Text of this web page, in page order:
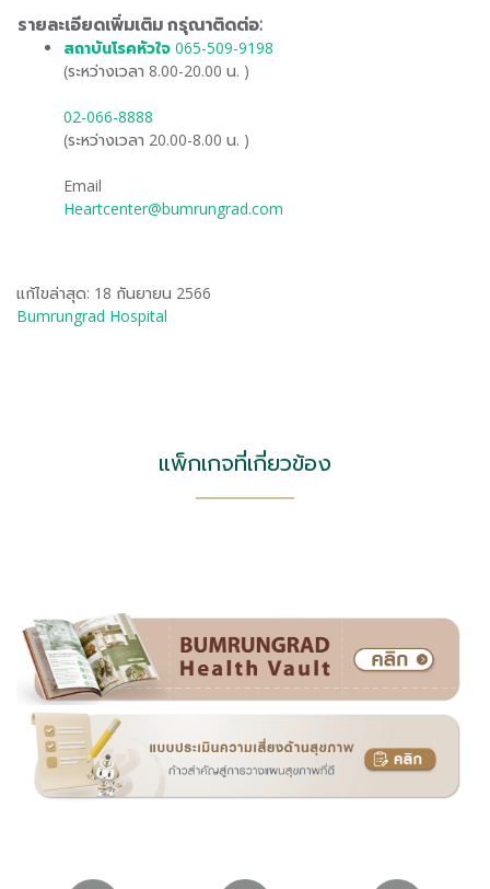
รายละเอียดเพิ่มเติม กรุณาติดต่อ:
สถาบันโรคหัวใจ 065-509-9198
(ระหว่างเวลา 8.00-20.00 น. )
02-066-8888
(ระหว่างเวลา 20.00-8.00 น. )
Email
Heartcenter@bumrungrad.com
แก้ไขล่าสุด: 18 กันยายน 2566
Bumrungrad Hospital
แพ็กเกจที่เกี่ยวข้อง